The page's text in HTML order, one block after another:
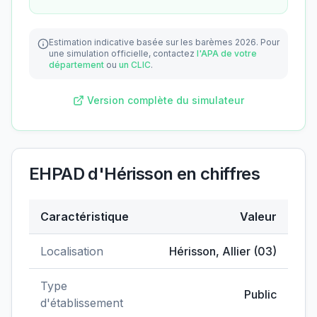
Estimation indicative basée sur les barèmes 2026. Pour
une simulation officielle, contactez l'APA de votre
département ou un CLIC.
Version complète du simulateur
EHPAD d'Hérisson en chiffres
Caractéristique Valeur
Localisation Hérisson, Allier (03)
Type
d'établissement
Public